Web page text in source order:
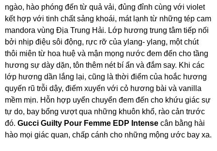
ngào, hào phóng đến từ quả vải, đủng đỉnh cùng với violet
kết hợp với tinh chất sảng khoái, mát lạnh từ những tép cam
mandora vùng Địa Trung Hải. Lớp hương trung tâm tiếp nối
bởi nhịp điệu sôi động, rực rỡ của ylang- ylang, một chút
thôi miên từ hoa huệ và mận mọng nước đem đến cho tầng
hương sự dày dặn, tôn thêm nét bí ẩn và đắm say. Khi các
lớp hương dần lắng lại, cũng là thời điểm của hoắc hương
quyến rũ trỗi dậy, điếm xuyến với cỏ hương bài và vanilla
mềm mịn. Hỗn hợp uyển chuyển đem đến cho khứu giác sự
tự do, bay bổng vượt qua những khuôn khổ, rào cản trước
đó. Gucci Guilty Pour Femme EDP Intense cân bằng hài
hào mọi giác quan, chấp cánh cho những mộng ước bay xa.